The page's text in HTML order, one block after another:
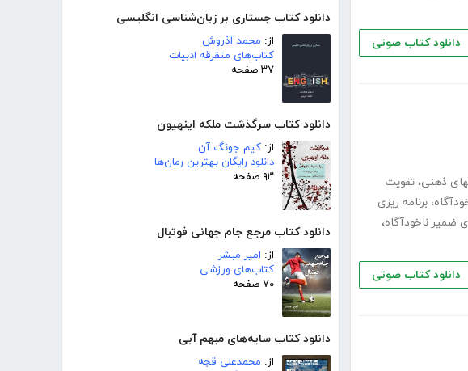
دانلود کتاب جستاری بر زبان‌شناسی انگلیسی
از: محمد آذروش
کتاب‌های متفرقه ادبیات
۳۷ صفحه
دانلود کتاب سرگذشت ملکه اینهیون
از: کیم جونگ آن
دانلود رایگان بهترین رمان‌ها
۹۳ صفحه
دانلود کتاب مرجع جام جهانی فوتبال
از: امیر مبشر
کتاب‌های ورزشی
۷۰ صفحه
دانلود کتاب سایه‌های مبهم آبی
از: محمدعلی قجه
دانلود کتاب صوتی
ذهنی، تقویت
، برنامه ریزی
ضمیر ناخودآگاه،
دانلود کتاب صوتی